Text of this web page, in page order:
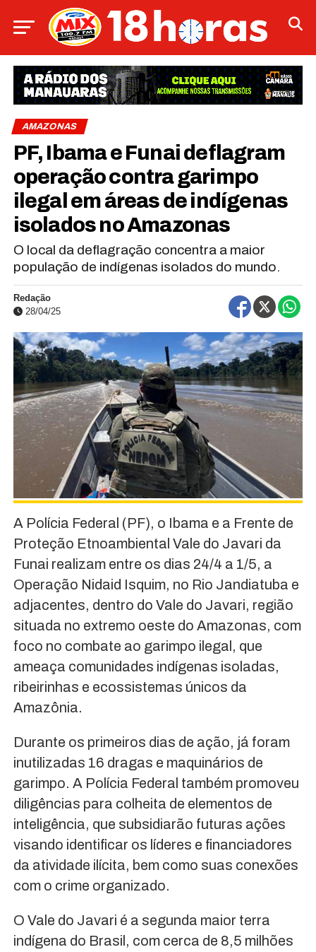
AMAZONAS
PF, Ibama e Funai deflagram
operação contra garimpo
ilegal em áreas de indígenas
isolados no Amazonas
O local da deflagração concentra a maior
população de indígenas isolados do mundo.
Redação
28/04/25
A Polícia Federal (PF), o Ibama e a Frente de
Proteção Etnoambiental Vale do Javari da
Funai realizam entre os dias 24/4 a 1/5, a
Operação Nidaid Isquim, no Rio Jandiatuba e
adjacentes, dentro do Vale do Javari, região
situada no extremo oeste do Amazonas, com
foco no combate ao garimpo ilegal, que
ameaça comunidades indígenas isoladas,
ribeirinhas e ecossistemas únicos da
Amazônia.
Durante os primeiros dias de ação, já foram
inutilizadas 16 dragas e maquinários de
garimpo. A Polícia Federal também promoveu
diligências para colheita de elementos de
inteligência, que subsidiarão futuras ações
visando identificar os líderes e financiadores
da atividade ilícita, bem como suas conexões
com o crime organizado.
O Vale do Javari é a segunda maior terra
indígena do Brasil, com cerca de 8,5 milhões